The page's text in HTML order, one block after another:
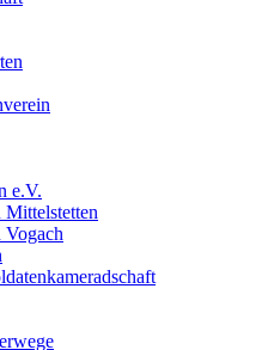
e.V.
Mittelstetten
Vogach